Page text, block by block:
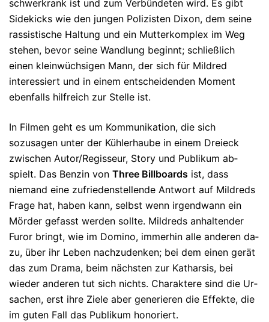
schwer­krank ist und zum Verbündeten wird. Es gibt
Sidekicks wie den jungen Po­li­zi­sten Dixon, dem seine
rassistische Hal­tung und ein Mutter­kom­plex im Weg
stehen, bevor seine Wandlung beginnt; schließlich
einen klein­wüch­sigen Mann, der sich für Mildred
interessiert und in einem entscheidenden Moment
ebenfalls hilfreich zur Stelle ist.
In Filmen geht es um Kommunikation, die sich
sozusagen unter der Küh­ler­haube in einem Drei­eck
zwi­schen Au­tor/Re­gisseur, Story und Publi­kum ab­
spielt. Das Benzin von Three Bill­boards ist, dass
niemand eine zu­frieden­stel­lende Antwort auf Mil­dreds
Frage hat, haben kann, selbst wenn irgend­wann ein
Mörder gefasst wer­den sollte. Mil­dreds anhaltender
Furor bringt, wie im Domino, im­merhin alle anderen da­
zu, über ihr Leben nachzu­denken; bei dem einen ge­rät
das zum Drama, beim nächsten zur Katharsis, bei
wieder an­deren tut sich nichts. Charaktere sind die Ur­
sachen, erst ihre Zie­le aber ge­nerieren die Effekte, die
im guten Fall das Publikum honoriert.